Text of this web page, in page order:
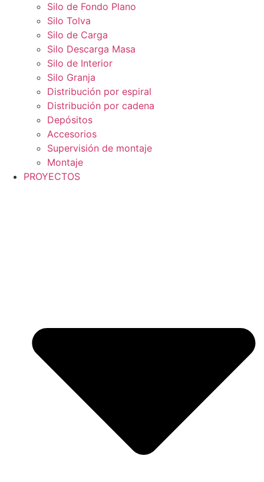
Silo de Fondo Plano
Silo Tolva
Silo de Carga
Silo Descarga Masa
Silo de Interior
Silo Granja
Distribución por espiral
Distribución por cadena
Depósitos
Accesorios
Supervisión de montaje
Montaje
PROYECTOS